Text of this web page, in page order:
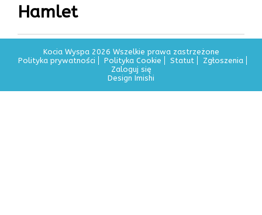
Hamlet
Kocia Wyspa 2026 Wszelkie prawa zastrzeżone
Polityka prywatności
Polityka Cookie Statut
Zgłoszenia
Zaloguj się
Design Imishi